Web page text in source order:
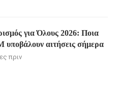
για Όλους 2026: Ποια
αιτήσεις σήμερα
πριν